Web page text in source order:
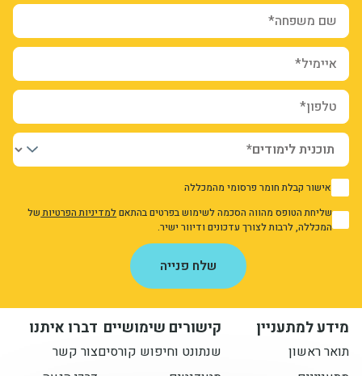
שם משפחה*
איימיל*
טלפון*
1 אישור קבלת חומר פרסומי מהמכללה
1
אני מאשר/ת את מדיניות הפרטיות
שליחת הטופס מהווה הסכמה לשימוש בפרטים בהתאםלמדיניות הפרטיותשל
המכללה, לרבות לצורך עדכונים ודיוור ישיר.
שלח פנייה
מידע למתעניין
תואר ראשון
קישורים שימושיים
שנתונט וחיפוש קורסים
דברו איתנו
צור קשר